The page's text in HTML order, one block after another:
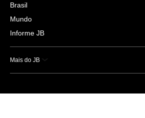
Brasil
Mundo
Informe JB
Mais do JB
Esportes